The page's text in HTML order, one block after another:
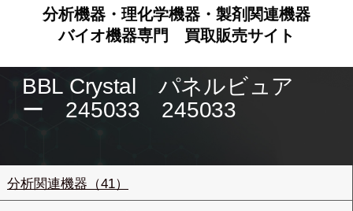
分析機器・理化学機器・製剤関連機器
バイオ機器専門
買取販売サイト
BBL Crystal パネルビュア
ー 245033 245033
分析関連機器（41）